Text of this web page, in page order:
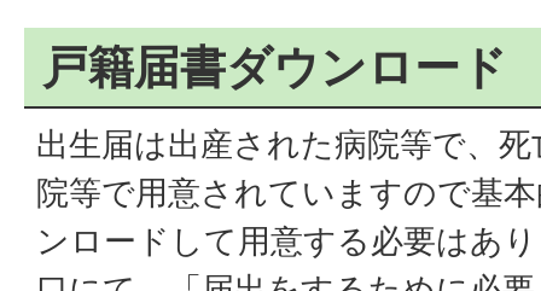
戸籍届書ダウンロード
出生届は出産された病院等で、
院等で用意されていますので基
ンロードして用意する必要はあ